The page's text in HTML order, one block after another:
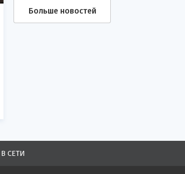
Больше новостей
В СЕТИ